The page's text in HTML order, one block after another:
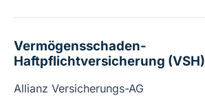
Vermögensschaden-
Haftpflichtversicherung (VSH)
Allianz Versicherungs-AG